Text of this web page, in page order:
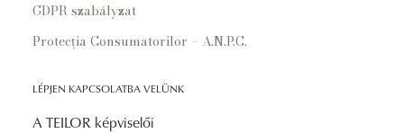
GDPR szabályzat
Protecția Consumatorilor – A.N.P.C.
LÉPJEN KAPCSOLATBA VELÜNK
A TEILOR képviselői